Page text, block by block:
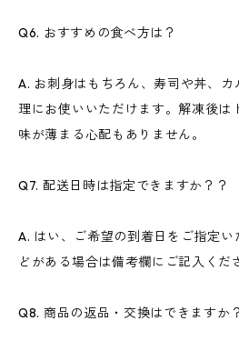
Q6. おすすめの食べ方は？
A. お刺身はもちろん、寿司や丼、
理にお使いいただけます。解凍後は
味が薄まる心配もありません。
Q7. 配送日時は指定できますか？？
A. はい、ご希望の到着日をご指定
どがある場合は備考欄にご記入くだ
Q8. 商品の返品・交換はできますか？